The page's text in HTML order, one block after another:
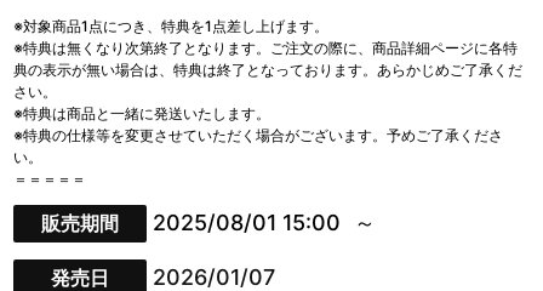
※対象商品1点につき、特典を1点差し上げます。
※特典は無くなり次第終了となります。ご注文の際に、商品詳細ページに各特
典の表示が無い場合は、特典は終了となっております。あらかじめご了承くだ
さい。
※特典は商品と一緒に発送いたします。
※特典の仕様等を変更させていただく場合がございます。予めご了承くださ
い。
＝＝＝＝＝
販売期間 2025/08/01 15:00
発売日 2026/01/07